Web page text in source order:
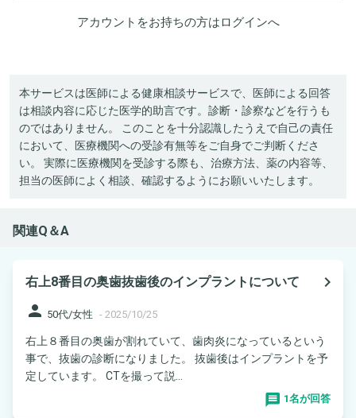
アカウントをお持ちの方はログインへ
本サービスは医師による健康相談サービスで、医師による回答
は相談内容に応じた医学的助言です。診断・診察などを行うも
のではありません。 このことを十分認識したうえで自己の責任
において、医療機関への受診有無等をご自身でご判断くださ
い。 実際に医療機関を受診する際も、治療方法、薬の内容等、
担当の医師によく相談、確認するようにお願いいたします。
関連Q＆A
右上8番目の奥歯抜歯後のインプラントについて
navigate_next
person 50代/女性 - 2025/10/25
右上８番目の奥歯が割れていて、歯肉炎になっているという
事で、抜歯の診断になりました。 抜歯後はインプラントを予
定しています。 CTを撮って説...
1名が回答